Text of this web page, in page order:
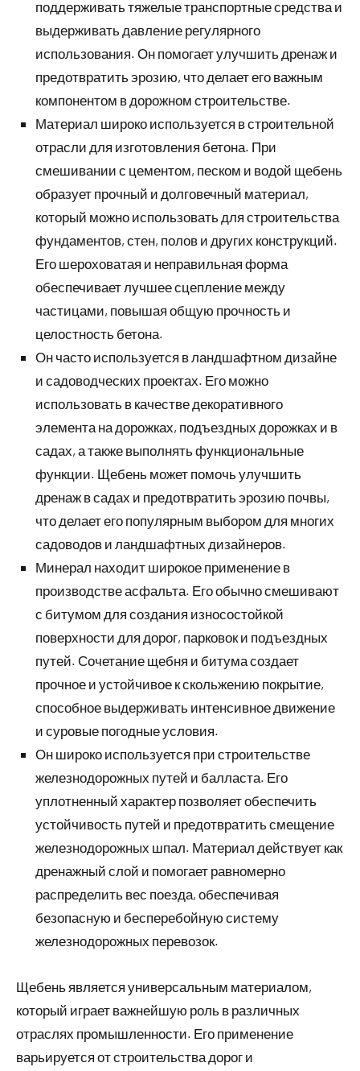
поддерживать тяжелые транспортные средства и
выдерживать давление регулярного
использования. Он помогает улучшить дренаж и
предотвратить эрозию, что делает его важным
компонентом в дорожном строительстве.
Материал широко используется в строительной
отрасли для изготовления бетона. При
смешивании с цементом, песком и водой щебень
образует прочный и долговечный материал,
который можно использовать для строительства
фундаментов, стен, полов и других конструкций.
Его шероховатая и неправильная форма
обеспечивает лучшее сцепление между
частицами, повышая общую прочность и
целостность бетона.
Он часто используется в ландшафтном дизайне
и садоводческих проектах. Его можно
использовать в качестве декоративного
элемента на дорожках, подъездных дорожках и в
садах, а также выполнять функциональные
функции. Щебень может помочь улучшить
дренаж в садах и предотвратить эрозию почвы,
что делает его популярным выбором для многих
садоводов и ландшафтных дизайнеров.
Минерал находит широкое применение в
производстве асфальта. Его обычно смешивают
с битумом для создания износостойкой
поверхности для дорог, парковок и подъездных
путей. Сочетание щебня и битума создает
прочное и устойчивое к скольжению покрытие,
способное выдерживать интенсивное движение
и суровые погодные условия.
Он широко используется при строительстве
железнодорожных путей и балласта. Его
уплотненный характер позволяет обеспечить
устойчивость путей и предотвратить смещение
железнодорожных шпал. Материал действует как
дренажный слой и помогает равномерно
распределить вес поезда, обеспечивая
безопасную и бесперебойную систему
железнодорожных перевозок.
Щебень является универсальным материалом,
который играет важнейшую роль в различных
отраслях промышленности. Его применение
варьируется от строительства дорог и